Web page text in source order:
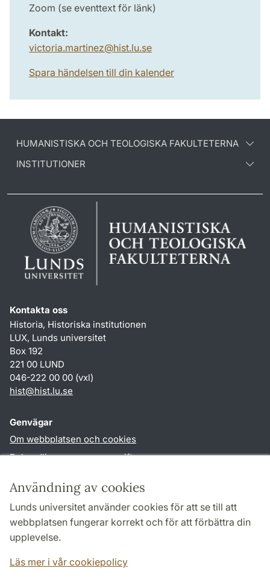
Användning av cookies
Lunds universitet använder cookies för att se till att
webbplatsen fungerar korrekt och för att förbättra din
upplevelse.
Läs mer i vår cookiepolicy
Zoom (se eventtext för länk)
Kontakt:
victoria.martinez@hist.lu.se
Spara händelsen till din kalender
HUMANISTISKA OCH TEOLOGISKA FAKULTETERNA
INSTITUTIONER
Kontakta oss
Historia, Historiska institutionen
LUX, Lunds universitet
Box 192
221 00 LUND
046-222 00 00 (vxl)
hist@hist.lu.se
Genvägar
Om webbplatsen och cookies
Behandling av personuppgifter
TYPO3-login
Följ oss i sociala medier